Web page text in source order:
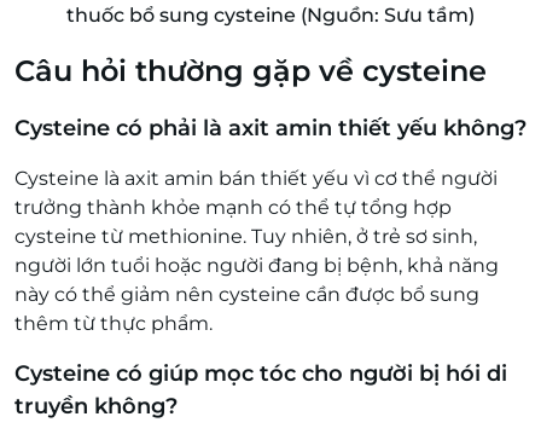
thuốc bổ sung cysteine (Nguồn: Sưu tầm)
Câu hỏi thường gặp về cysteine
Cysteine có phải là axit amin thiết yếu không?
Cysteine là axit amin bán thiết yếu vì cơ thể người
trưởng thành khỏe mạnh có thể tự tổng hợp
cysteine từ methionine. Tuy nhiên, ở trẻ sơ sinh,
người lớn tuổi hoặc người đang bị bệnh, khả năng
này có thể giảm nên cysteine cần được bổ sung
thêm từ thực phẩm.
Cysteine có giúp mọc tóc cho người bị hói di
truyền không?